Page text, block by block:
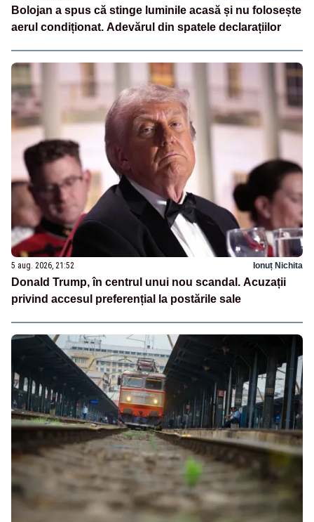
Bolojan a spus că stinge luminile acasă și nu folosește
aerul condiționat. Adevărul din spatele declarațiilor
5 aug. 2026, 21:52 Ionuț Nichita
Donald Trump, în centrul unui nou scandal. Acuzații
privind accesul preferențial la postările sale